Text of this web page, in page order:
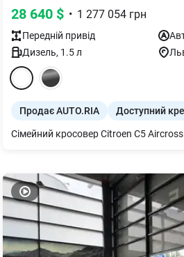
28 640 $ • 1 277 054 грн
Передній привід
Дизель, 1.5л
Продає AUTO.RIA Доступний